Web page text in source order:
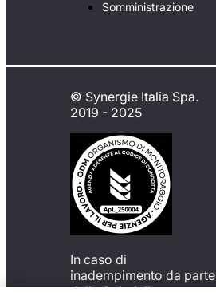
Somministrazione
© Synergie Italia Spa.
2019 - 2025
In caso di
inadempimento da parte
della ApL delle